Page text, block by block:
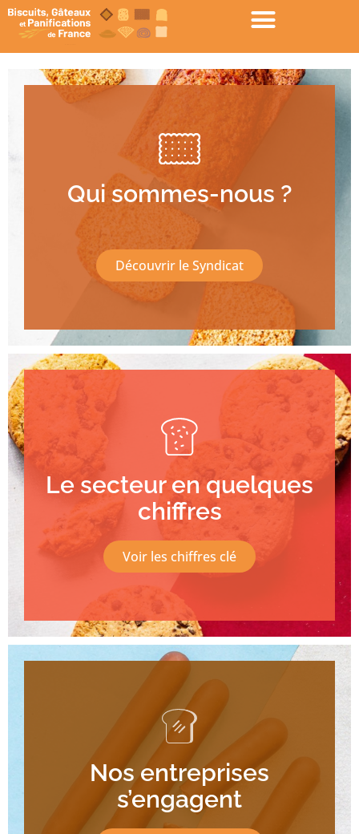
Qui sommes-nous ?
Découvrir le Syndicat
Le secteur en quelques
chiffres
Voir les chiffres clé
Nos entreprises
s’engagent